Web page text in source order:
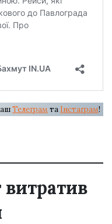
Телеграм та Інстаграм!